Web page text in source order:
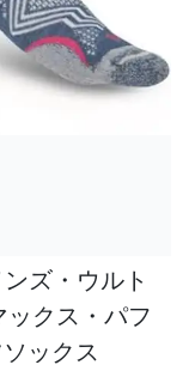
ズ・ウルト
クス・パフ
ックス